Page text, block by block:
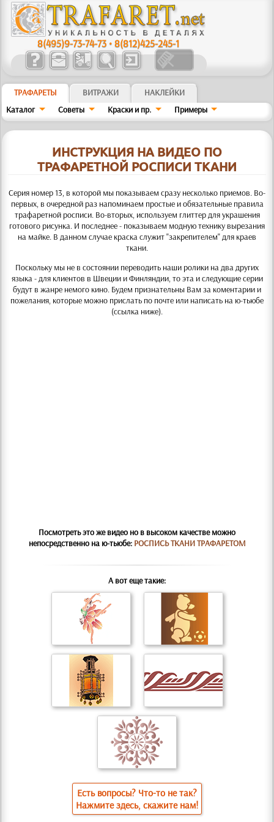
8(495)9-73-74-73 •8(812)425-245-1
ТРАФАРЕТЫ ВИТРАЖИ
НАКЛЕЙКИ
Каталог
Советы Краски и пр. Примеры
ИНСТРУКЦИЯ НА ВИДЕО ПО
ТРАФАРЕТНОЙ РОСПИСИ ТКАНИ
Серия номер 13, в которой мы показываем сразу несколько приемов. Во-
первых, в очередной раз напоминаем простые и обязательные правила
трафаретной росписи. Во-вторых, используем глиттер для украшения
готового рисунка. И последнее - показываем модную технику вырезания
на майке. В данном случае краска служит "закрепителем" для краев
ткани.
Поскольку мы не в состоянии переводить наши ролики на два других
языка - для клиентов в Швеции и Финляндии, то эта и следующие серии
будут в жанре немого кино. Будем признательны Вам за коментарии и
пожелания, которые можно прислать по почте или написать на ю-тьюбе
(ссылка ниже).
Посмотреть это же видео но в высоком качестве можно
непосредственно на ю-тьюбе: РОСПИСЬ ТКАНИ ТРАФАРЕТОМ
А вот еще такие:
Есть вопросы? Что-то не так?
Нажмите здесь, скажите нам!